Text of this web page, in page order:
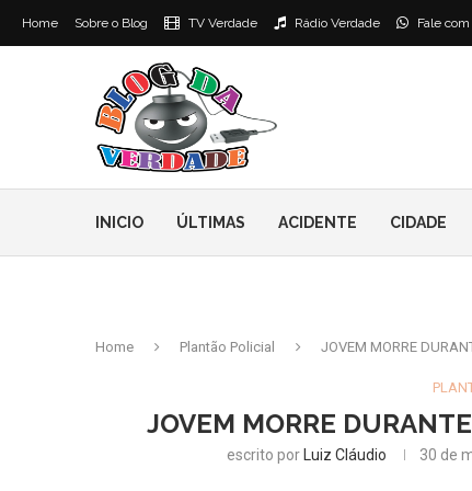
Home Sobre o Blog TV Verdade Rádio Verdade Fale
INICIO ÚLTIMAS ACIDENTE CIDADE
Home Plantão Policial JOVEM MORRE
JOVEM MORRE
escrito por Luiz Cláudio 30 de